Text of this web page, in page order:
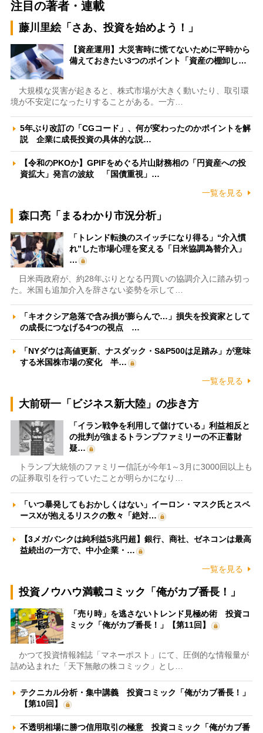
注目の著者・連載
藤川里絵「さあ、投資を始めよう！」
【資産運用】大災害時に慌てないために平時から
備えておきたい3つのポイント「資産の棚卸し…
大規模な災害が起きると、株式市場が大きく動いたり、取引環
境が不安定になったりすることがある。一方…
5年ぶり改訂の「CGコード」、何が変わったのかポイントを解
説 企業に成長投資の具体的な説…
【令和のPKOか】GPIFをめぐる片山財務相の「円資産への投
資拡大」発言の波紋 「国債重視」…
一覧を見る
森口亮「まるわかり市況分析」
「トレンド転換のスイッチになり得る」“介入慣
れ”した市場心理を変える「日米協調為替介入」
…
日米両政府が、約28年ぶりとなる円買いの協調介入に踏み切っ
た。米国も追加介入を辞さない姿勢を示して…
「キオクシア急落で含み損が膨らんで…」損失を投資家として
の成長につなげる4つの視点 …
「NYダウは高値更新、ナスダック・S&P500は足踏み」が意味
する米国株市場の変化 半…
一覧を見る
大前研一「ビジネス新大陸」の歩き方
「イラン戦争を利用して儲けている」利益相反と
の批判が強まるトランプファミリーの不正蓄財
疑…
トランプ大統領のファミリー信託が今年1～3月に3000回以上も
の証券取引を行っていたことが明らかになり…
「いつ暴発してもおかしくはない」イーロン・マスク氏とスペ
ースXが抱えるリスクの数々「絶対…
【3メガバンクは純利益5兆円超】銀行、商社、ゼネコンは最高
益続出の一方で、中小企業・…
一覧を見る
投資ノウハウ満載コミック「俺がカブ番長！」
「売り時」を逃さないトレンド見極め術 投資コ
ミック「俺がカブ番長！」【第11回】
かつて投資情報雑誌「マネーポスト」にて、圧倒的な情報量が
詰め込まれた「天下無敵の株コミック」とし…
テクニカル分析・集中講義 投資コミック「俺がカブ番長！」
【第10回】
不透明相場に勝つ信用取引の極意 投資コミック「俺がカブ番